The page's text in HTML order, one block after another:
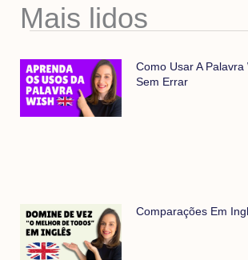
Mais lidos
Como Usar A
Sem Errar
Comparações Em